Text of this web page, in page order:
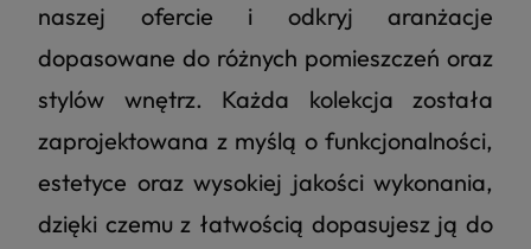
naszej ofercie i odkryj aranżacje
dopasowane do różnych pomieszczeń oraz
stylów wnętrz. Każda kolekcja została
zaprojektowana z myślą o funkcjonalności,
estetyce oraz wysokiej jakości wykonania,
dzięki czemu z łatwością dopasujesz ją do